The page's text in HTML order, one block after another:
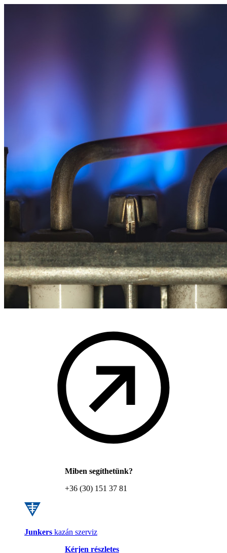
Miben segíthetünk?
+36 (30) 151 37 81
Junkers kazán szerviz
Kérjen részletes